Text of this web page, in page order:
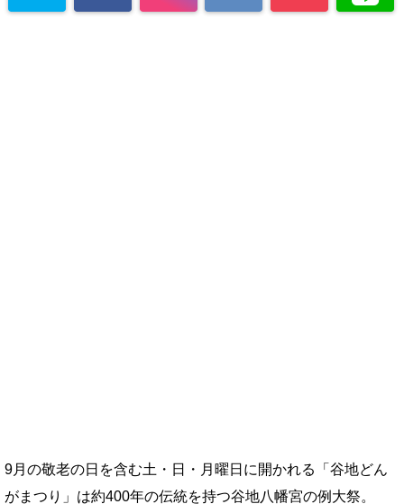
9月の敬老の日を含む土・日・月曜日に開かれる「谷地どん
がまつり」は約400年の伝統を持つ谷地八幡宮の例大祭。